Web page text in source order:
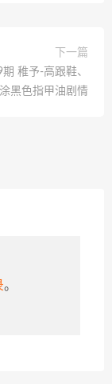
下一篇
稚予-高跟鞋、
黑色指甲油剧情
。